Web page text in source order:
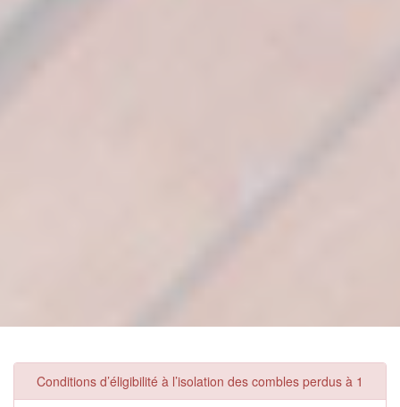
Conditions d’éligibilité à l’isolation des combles perdus à 1